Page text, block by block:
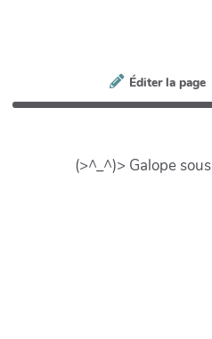
Éditer la page
(>^_^)> Galope sous